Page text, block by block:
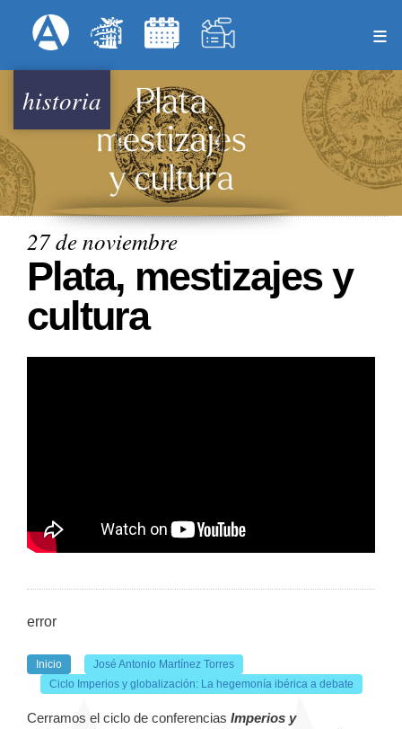
al
Menú Superior
historia
27 de noviembre
Plata, mestizajes y
cultura
error
Inicio
José Antonio Martínez Torres
Ciclo Imperios y globalización: La hegemonía ibérica a debate
Cerramos el ciclo de conferencias Imperios y